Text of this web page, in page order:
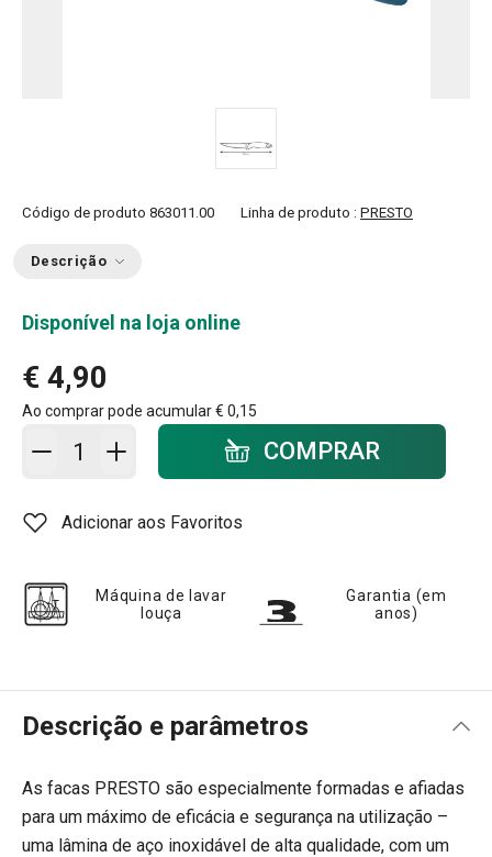
Código de produto 863011.00 Linha de produto : PRESTO
Descrição
Disponível na loja online
€ 4,90
Ao comprar pode acumular€ 0,15
Adicionar ao carrinho - quantidadeCOMPRAR
Adicionar aos Favoritos
Máquina de lavar
louça
Garantia (em
anos)
Descrição e parâmetros
As facas PRESTO são especialmente formadas e afiadas
para um máximo de eficácia e segurança na utilização –
uma lâmina de aço inoxidável de alta qualidade, com um